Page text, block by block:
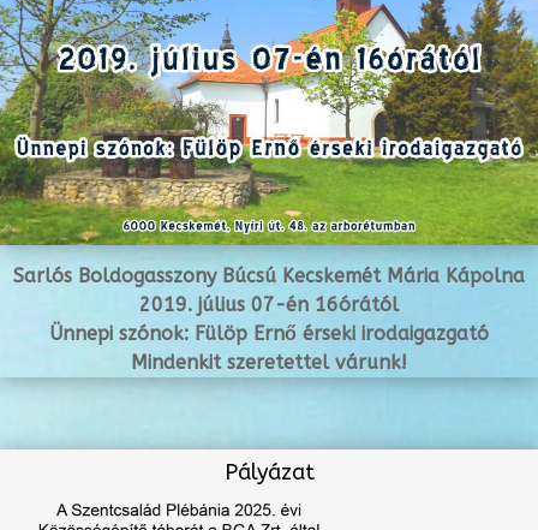
Sarlós Boldogasszony Búcsú Kecskemét Mária Kápolna
2019. július 07-én 16órától
Ünnepi szónok: Fülöp Ernő érseki irodaigazgató
Mindenkit szeretettel várunk!
Pályázat